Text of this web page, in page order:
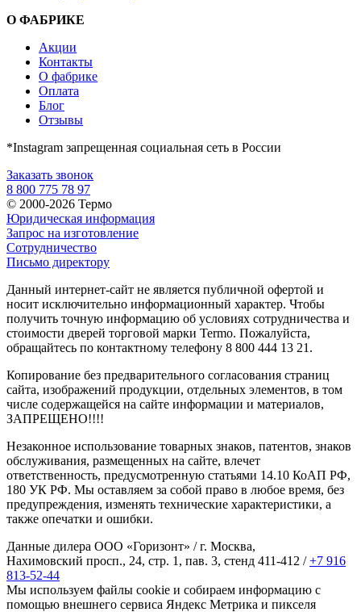
О ФАБРИКЕ
Акции
Контакты
О фабрике
Оплата
Блог
Отзывы
*Instagram запрещенная социальная сеть в России
Заказать звонок
8 800 775 78 97
© 2000-2026 Термо
Юридическая информация
Запрос на изготовление
Сотрудничество
Письмо директору
Данный интернет-сайт не является публичной офертой и
носит исключительно информационный характер. Чтобы
получить точную информацию об условиях сотрудничества и
стоимости дверей торговой марки Termo. Пожалуйста,
обращайтесь по контактному телефону 8 800 444 13 21.
Копирование без предварительного согласования страниц
сайта, изображений продукции, отдельных элементов, в том
числе содержащейся на сайте информации и материалов,
ЗАПРЕЩЕНО!!!!
Незаконное использование товарных знаков, патентов, знаков
обслуживания, размещенных на сайте, влечет
ответственность, предусмотренную статьями 14.10 КоАП РФ,
180 УК РФ. Мы оставляем за собой право в любое время, без
предупреждения, изменять технические характеристики, а
также опечатки и ошибки.
Данные дилера ООО «Горизонт» / г. Москва,
Нахимовский просп., 24, стр. 1, пав. 3, стенд 411-412 /+7 916
813-52-44
Мы используем файлы cookie и собираем информацию с
помощью внешнего сервиса Яндекс Метрика и пикселя